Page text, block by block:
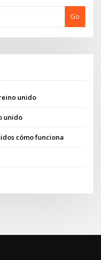
Go
unido
unido
cómo funciona